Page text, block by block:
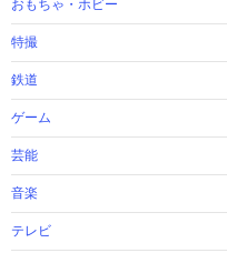
おもちゃ・ホビー
特撮
鉄道
ゲーム
芸能
音楽
テレビ